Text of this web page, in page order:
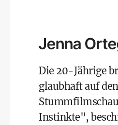
Jenna
Die 20-Jährige
glaubhaft auf
Instinkte",